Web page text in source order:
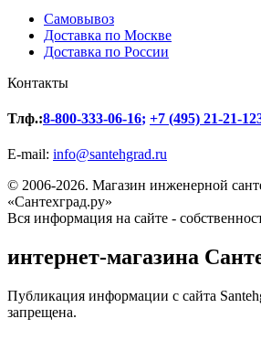
Самовывоз
Доставка по Москве
Доставка по России
Контакты
Тлф.:8-800-333-06-16; +7 (495) 21-21-
E-mail: info@santehgrad.ru
© 2006-2026. Магазин инженерной
«Сантехград.ру»
Вся информация на сайте -
интернет-магазина
Публикация информации с сайта
запрещена.